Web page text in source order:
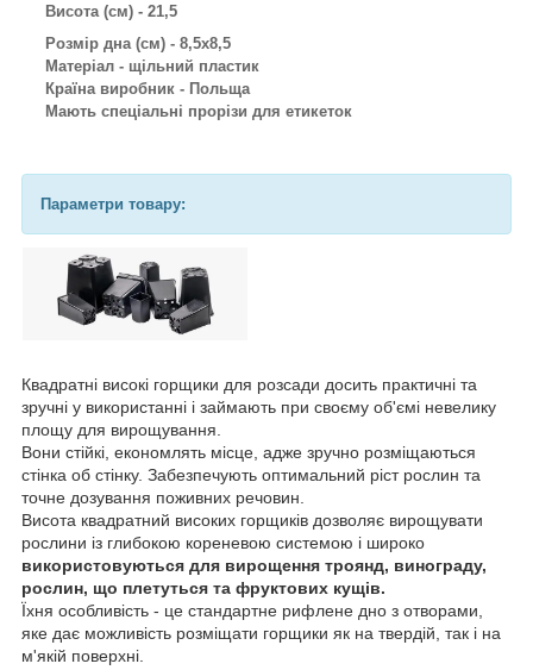
Параметри товару:
Висота (см) - 21,5
Розмір дна (см) - 8,5х8,5
Матеріал - щільний пластик
Країна виробник - Польща
Мають спеціальні прорізи для етикеток
Квадратні високі горщики для розсади досить практичні та
зручні у використанні і займають при своєму об'ємі невелику
площу для вирощування.
Вони стійкі, економлять місце, адже зручно розміщаються
стінка об стінку. Забезпечують оптимальний ріст рослин та
точне дозування поживних речовин.
Висота квадратний високих горщиків дозволяє вирощувати
рослини із глибокою кореневою системою і широко
використовуються для вирощення троянд, винограду,
рослин, що плетуться та фруктових кущів.
Їхня особливість - це стандартне рифлене дно з отворами,
яке дає можливість розміщати горщики як на твердій, так і на
м'якій поверхні.